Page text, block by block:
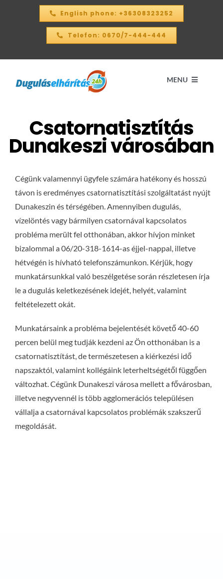
English phone: +36308323252
Telefon: 0670/7-444-444
MENU
Kezdőlap
ÁRKALKULÁTOR – 2026
KAPCSOLAT
Csatornatisztítás
Dunakeszi városában
Cégünk valamennyi ügyfele számára hatékony és hosszú
távon is eredményes csatornatisztítási szolgáltatást nyújt
Dunakeszin és térségében. Amennyiben dugulás,
vízelöntés vagy bármilyen csatornával kapcsolatos
probléma merült fel otthonában, akkor hívjon minket
bizalommal a 06/20-318-1614-as éjjel-nappal, illetve
hétvégén is hívható telefonszámunkon. Kérjük, hogy
munkatársunkkal való beszélgetése során részletesen írja
le a dugulás keletkezésének idejét, helyét, valamint
feltételezett okát.
Munkatársaink a probléma bejelentését követő 40-60
percen belül meg tudják kezdeni az Ön otthonában is a
csatornatisztítást, de természetesen a kiérkezési idő
napszaktól, valamint kollégáink leterheltségétől függően
változhat. Cégünk Dunakeszi városa mellett a fővárosban,
illetve negyvennél is több agglomerációs településen
vállalja a csatornával kapcsolatos problémák szakszerű
megoldását.